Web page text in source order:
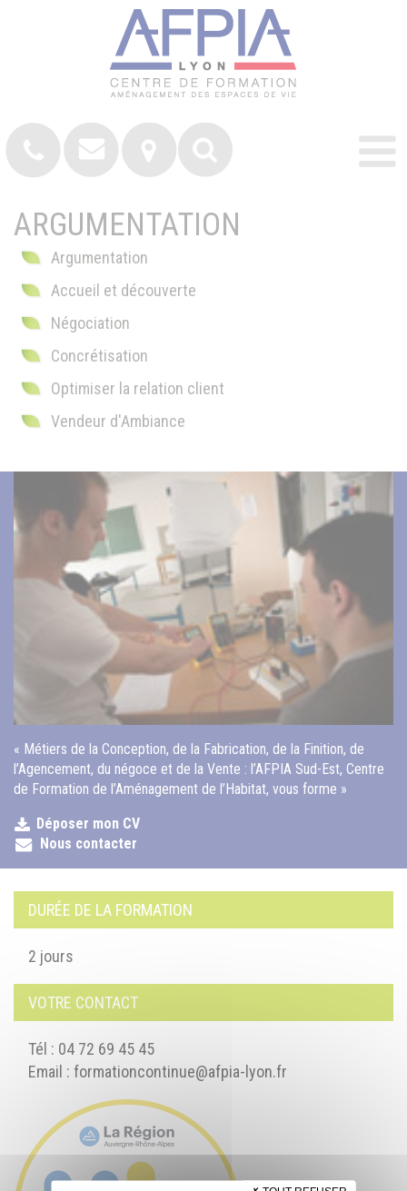
ARGUMENTATION
Argumentation
Accueil et découverte
Négociation
Concrétisation
Optimiser la relation client
Vendeur d'Ambiance
« Métiers de la Conception, de la Fabrication, de la Finition, de
l’Agencement, du négoce et de la Vente : l’AFPIA Sud-Est, Centre
de Formation de l’Aménagement de l’Habitat, vous forme »
Déposer mon CV
Nous contacter
DURÉE DE LA FORMATION
2 jours
VOTRE CONTACT
Tél : 04 72 69 45 45
Email : formationcontinue@afpia-lyon.fr